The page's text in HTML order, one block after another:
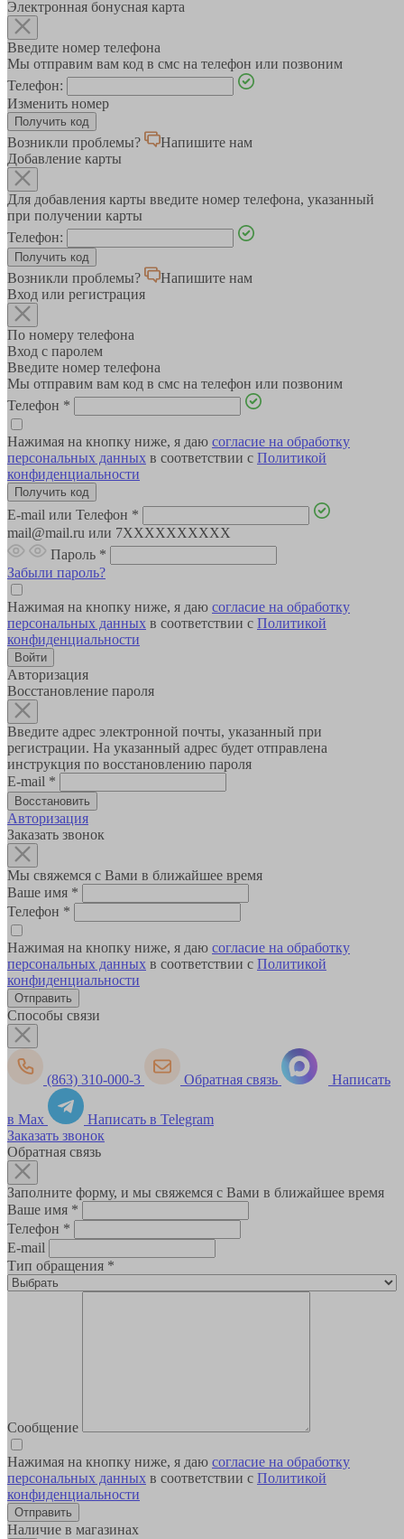
Электронная бонусная карта
Введите номер телефона
Мы отправим вам код в смс на телефон или позвоним
Телефон:
Изменить номер
Возникли проблемы?
Напишите нам
Добавление карты
Для добавления карты введите номер телефона, указанный
при получении карты
Телефон:
Возникли проблемы?
Напишите нам
Вход или регистрация
По номеру телефона
Вход с паролем
Введите номер телефона
Мы отправим вам код в смс на телефон или позвоним
Телефон *
Нажимая на кнопку ниже, я даю согласие на обработку
персональных данных в соответствии с Политикой
конфиденциальности
E-mail или Телефон *
mail@mail.ru или 7XXXXXXXXXX
Пароль *
Забыли пароль?
Нажимая на кнопку ниже, я даю согласие на обработку
персональных данных в соответствии с Политикой
конфиденциальности
Авторизация
Восстановление пароля
Введите адрес электронной почты, указанный при
регистрации. На указанный адрес будет отправлена
инструкция по восстановлению пароля
E-mail *
Авторизация
Заказать звонок
Мы свяжемся с Вами в ближайшее время
Ваше имя *
Телефон *
Нажимая на кнопку ниже, я даю согласие на обработку
персональных данных в соответствии с Политикой
конфиденциальности
Способы связи
(863) 310-000-3 Обратная связь Написать
в Max
Написать в Telegram
Заказать звонок
Обратная связь
Заполните форму, и мы свяжемся с Вами в ближайшее время
Ваше имя *
Телефон *
E-mail
Тип обращения *
Сообщение
Нажимая на кнопку ниже, я даю согласие на обработку
персональных данных в соответствии с Политикой
конфиденциальности
Наличие в магазинах